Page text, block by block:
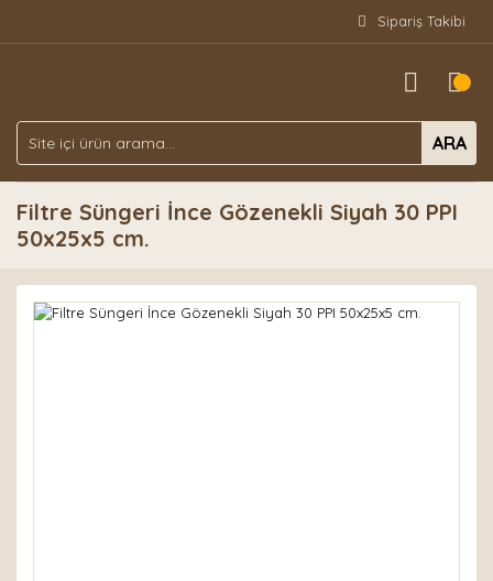
Sipariş Takibi
ARA
Filtre Süngeri İnce Gözenekli Siyah 30 PPI
50x25x5 cm.